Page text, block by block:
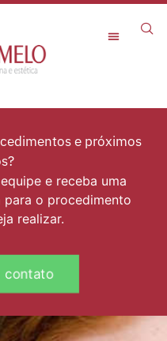
e próximos
e receba uma
o procedimento
realizar.
contato